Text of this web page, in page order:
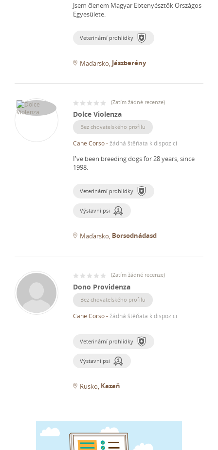
Jsem členem Magyar Ebtenyésztők Országos
Egyesülete.
Veterinární prohlídky
Maďarsko Jászberény
(Zatím žádné recenze)
Dolce Violenza
Bez chovatelského profilu
Cane Corso-žádná štěňata k dispozici
I've been breeding dogs for 28 years, since
1998.
Veterinární prohlídky
Výstavní psi
Maďarsko Borsodnádasd
(Zatím žádné recenze)
Dono Providenza
Bez chovatelského profilu
Cane Corso-žádná štěňata k dispozici
Veterinární prohlídky
Výstavní psi
Rusko Kazaň